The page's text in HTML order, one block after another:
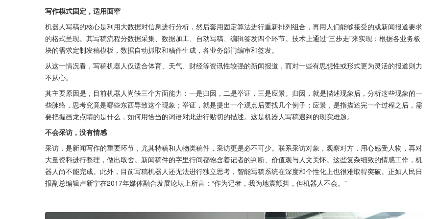
写作模式固定，适用面窄
机器人写稿的核心是利用大数据对信息进行分析，然后套用固定算法进行重新排列组合，再用人们能够接受的或新闻报道要求
的格式呈现。其写稿流程分数据采集、数据加工、自动写稿、编辑签发四个环节。技术上通过“三步走”来实现：根据各业务板
块的需求定制发稿模板，数据自动抓取和稿件生成，各业务部门编审和签发。
从这一情况看，写稿机器人仅适合体育、天气、财经等资讯性较强的新闻报道，而对一些有思想性或形式更为灵活的报道则力
不从心。
其主要原因是，目前机器人尚缺三个方面能力：一是归因，二是举证，三是应景。归因，就是描述现象后，分析这些现象的一
些脉络，思考究竟是哪些东西导致这个现象；举证，就是提出一个观点后要找几个例子；应景，是指描述完一个过程之后，需
要把握画龙点睛的是什么，如何用恰当的词语对此进行贴切的描述。这是机器人写稿遇到的现实难题。
不会采访，没有情感
采访，是新闻写作的重要环节，尤其特稿和人物类稿件，采访更是必不可少。联系采访对象，观察对方，用心感受人物，再对
大量资料进行整理，做出取舍。新闻稿件的字里行间都饱含着记者的判断、价值观与人文关怀。这些复杂细致的情感工作，机
器人尚不能完成。此外，目前写稿机器人还无法进行独立思考，智能写稿系统在深度和个性化上也很难取得突破。正如人民日
报副总编辑卢新宁在2017年媒体融合发展论坛上所言：“作为记者，我为地震颤抖，但机器人不会。”